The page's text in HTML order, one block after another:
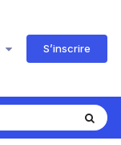
S’inscrire